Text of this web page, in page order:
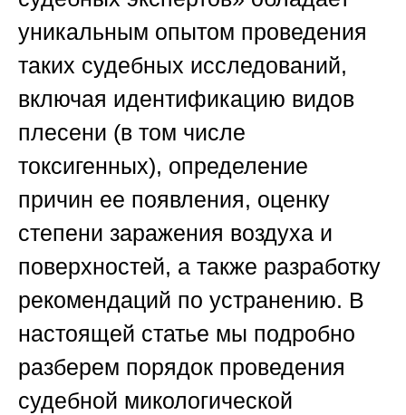
уникальным опытом проведения
таких судебных исследований,
включая идентификацию видов
плесени (в том числе
токсигенных), определение
причин ее появления, оценку
степени заражения воздуха и
поверхностей, а также разработку
рекомендаций по устранению. В
настоящей статье мы подробно
разберем порядок проведения
судебной микологической